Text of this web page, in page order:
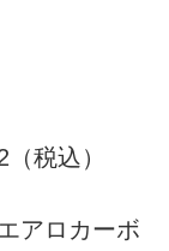
税込）
アロカーボ